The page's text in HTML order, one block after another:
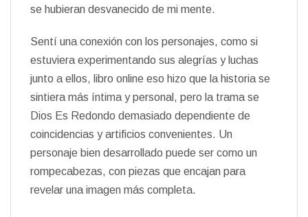
se hubieran desvanecido de mi mente.
Sentí una conexión con los personajes, como si
estuviera experimentando sus alegrías y luchas
junto a ellos, libro online​ eso hizo que la historia se
sintiera más íntima y personal, pero la trama se
Dios Es Redondo demasiado dependiente de
coincidencias y artificios convenientes. Un
personaje bien desarrollado puede ser como un
rompecabezas, con piezas que encajan para
revelar una imagen más completa.